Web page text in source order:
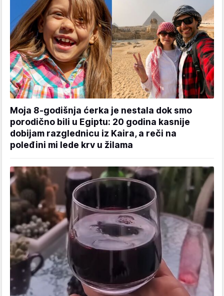
Moja 8-godišnja ćerka je nestala dok smo
porodično bili u Egiptu: 20 godina kasnije
dobijam razglednicu iz Kaira, a reči na
poleđini mi lede krv u žilama